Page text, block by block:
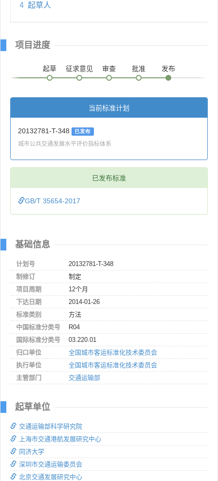
4 起草人
项目进度
起草 征求意见 审查 批准 发布
当前标准计划
20132781-T-348 已发布
城市公共交通发展水平评价指标体系
已发布标准
GB/T 35654-2017
基础信息
计划号
20132781-T-348
制修订
制定
项目周期
12个月
下达日期
2014-01-26
标准类别
方法
中国标准分类号
R04
国际标准分类号
03.220.01
归口单位
全国城市客运标准化技术委员会
执行单位
全国城市客运标准化技术委员会
主管部门
交通运输部
起草单位
交通运输部科学研究院
上海市交通港航发展研究中心
同济大学
深圳市交通运输委员会
北京交通发展研究中心